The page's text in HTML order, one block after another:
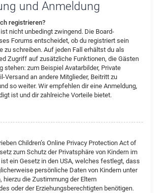
und Anmeldung
registrieren?
nicht unbedingt zwingend. Die Board-
Forums entscheidet, ob du registriert sein
zu schreiben. Auf jeden Fall erhältst du als
Zugriff auf zusätzliche Funktionen, die Gästen
stehen: zum Beispiel Avatarbilder, Private
Versand an andere Mitglieder, Beitritt zu
so weiter. Wir empfehlen dir eine Anmeldung,
ist und dir zahlreiche Vorteile bietet.
Children’s Online Privacy Protection Act of
zum Schutz der Privatsphäre von Kindern im
ein Gesetz in den USA, welches festlegt, dass
persönliche Daten von Kindern unter
hierzu die Zustimmung der Eltern
oder der Erziehungsberechtigten benötigen.